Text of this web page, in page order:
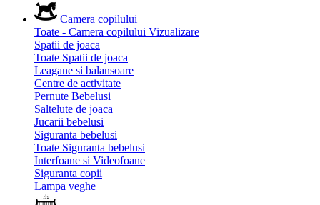
Camera copilului
Toate - Camera copilului Vizualizare
Spatii de joaca
Toate Spatii de joaca
Leagane si balansoare
Centre de activitate
Pernute Bebelusi
Saltelute de joaca
Jucarii bebelusi
Siguranta bebelusi
Toate Siguranta bebelusi
Interfoane si Videofoane
Siguranta copii
Lampa veghe